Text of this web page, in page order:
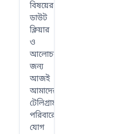
বিষয়ের
ডাউট
ক্লিয়ার
ও
আলোচনার
জন্য
আজই
আমাদের
টেলিগ্রাম
পরিবারে
যোগ